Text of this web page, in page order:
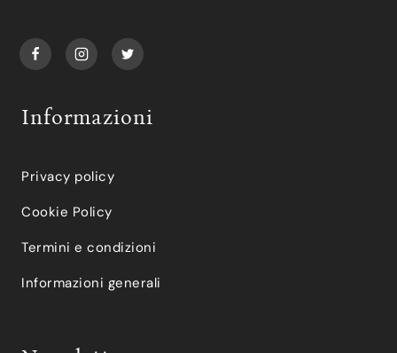
Informazioni
Privacy policy
Cookie Policy
Termini e condizioni
Informazioni generali